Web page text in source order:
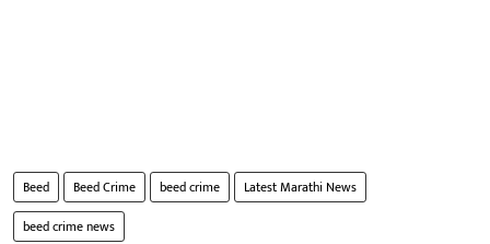
Beed Beed Crime beed crime
Latest Marathi News
beed crime news